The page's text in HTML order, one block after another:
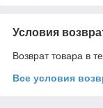
Условия
Возврат товара в
Все условия